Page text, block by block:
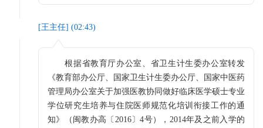
[王主任] (02:43)
根据省教育厅办公室、省卫生计生委办公室转发
《教育部办公厅、国家卫生计生委办公厅、国家中医药
管理局办公室关于加强医教协同做好临床医学硕士专业
学位研究生培养与住院医师规范化培训衔接工作的通
知》（闽教办高〔2016〕4号），2014年及之前入学的